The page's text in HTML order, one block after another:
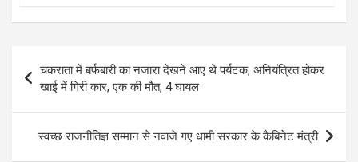
navigation
चकराता में बर्फबारी का नजारा देखने आए थे पर्यटक, अनियंत्रित होकर
खाई में गिरी कार, एक की मौत, 4 घायल
स्वच्छ राजनीतिज्ञ सम्मान से नवाजे गए धामी सरकार के कैबिनेट मंत्री